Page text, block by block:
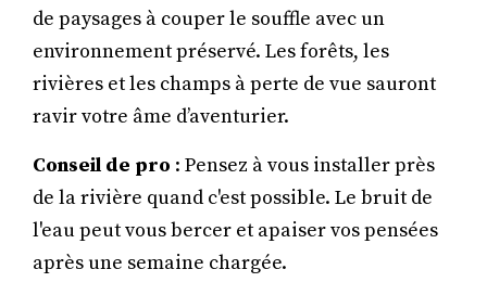
de paysages à couper le souffle avec un
environnement préservé. Les forêts, les
rivières et les champs à perte de vue sauront
ravir votre âme d’aventurier.
Conseil de pro : Pensez à vous installer près
de la rivière quand c'est possible. Le bruit de
l'eau peut vous bercer et apaiser vos pensées
après une semaine chargée.